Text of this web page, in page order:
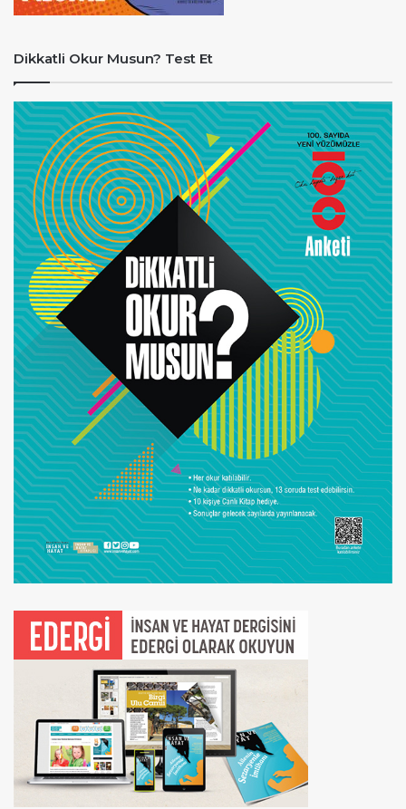
Dikkatli Okur Musun? Test Et